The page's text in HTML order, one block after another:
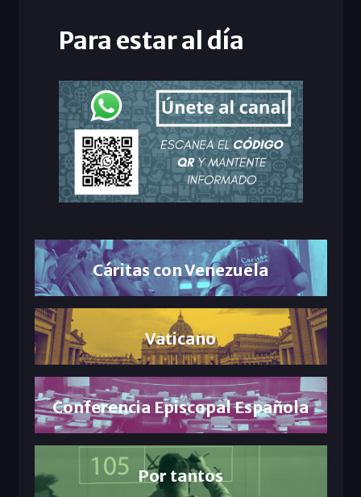
Para estar al día
Cáritas con Venezuela
Vaticano
Conferencia Episcopal Española
Por tantos